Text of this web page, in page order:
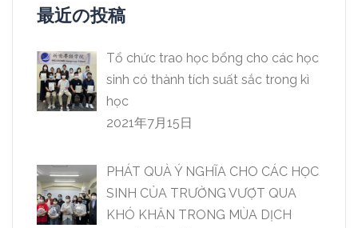
ン
最近の投稿
Tổ chức trao học bổng cho các học
sinh có thành tích suất sắc trong kì
học
2021年7月15日
PHÁT QUÀ Ý NGHĨA CHO CÁC HỌC
SINH CỦA TRƯỜNG VƯỢT QUA
KHÓ KHĂN TRONG MÙA DỊCH